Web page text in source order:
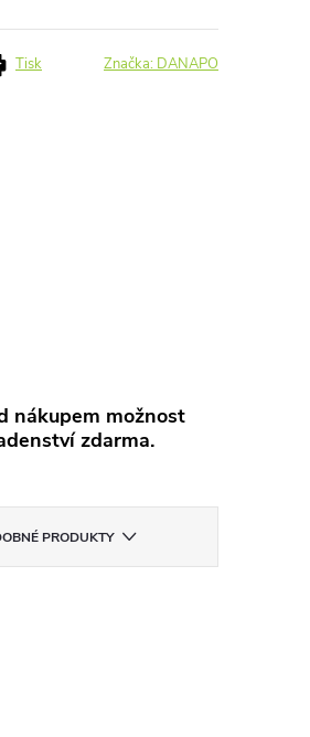
Tisk Značka: DANAPO
nákupem možnost
zdarma.
PRODUKTY